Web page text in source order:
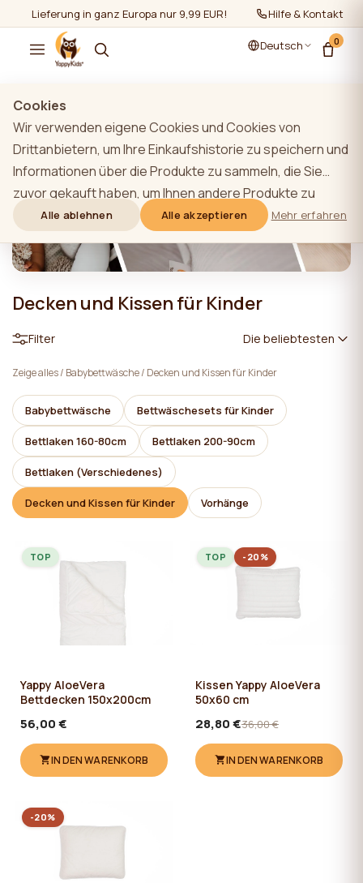
Lieferung in ganz Europa nur 9,99 EUR! Hilfe & Kontakt
Deutsch 0
Decken und Kissen für Kinder
Filter Die beliebtesten
Zeige alles/ Babybettwäsche/ Decken und Kissen für Kinder
Babybettwäsche Bettwäschesets für Kinder
Bettlaken 160-80cm Bettlaken 200-90cm
Bettlaken (Verschiedenes)
Decken und Kissen für Kinder Vorhänge
Yappy AloeVera
Bettdecken 150x200cm
56,00 €
IN DEN WARENKORB
TOP
Kissen Yappy AloeVera
50x60 cm
28,80 €36,00 €
IN DEN WARENKORB
TOP -20%
-20%
Cookies
Wir verwenden eigene Cookies und Cookies von
Drittanbietern, um Ihre Einkaufshistorie zu speichern und
Informationen über die Produkte zu sammeln, die Sie
zuvor gekauft haben, um Ihnen andere Produkte zu
empfehlen, von denen wir glauben, dass sie für Sie
interessant sein könnten. Um mehr über unsere Cookie-
Richtlinie zu erfahren, klicken Sie bitte auf die
zustimmen, indem Sie auf die Schaltfläche "Alle
die Schaltfläche "Alle ablehnen" klicken. Wenn ein
Website-Benutzer auf die Schaltfläche "Alle ablehnen"
der Website erforderlich sind, auf der Website
gespeichert, für deren Verwendung keine Zustimmung
des Benutzers erforderlich ist.
Alle ablehnen Alle akzeptieren Mehr erfahren